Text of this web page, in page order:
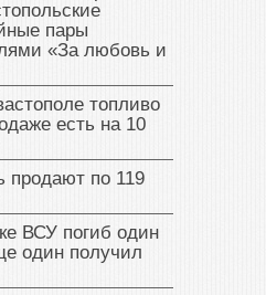
пары
«За любовь и
топливо
есть на 10
продают по 119
ВСУ погиб один
один получил